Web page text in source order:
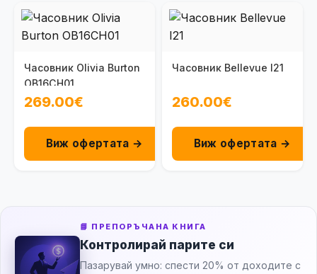
Часовник Olivia Burton
OB16CH01
269.00€
Виж офертата →
Часовник Bellevue I21
260.00€
Виж офертата →
📘 ПРЕПОРЪЧАНА КНИГА
Контролирай парите си
Пазарувай умно: спести 20% от доходите с